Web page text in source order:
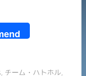
チーム・ハトホル